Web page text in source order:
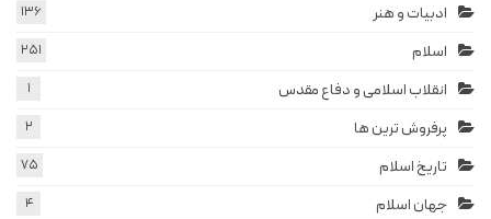
ادبیات و هنر 136
اسلام 251
انقلاب اسلامی و دفاع مقدس 1
پرفروش ترین ها 2
تاریخ اسلام 75
جهان اسلام 4